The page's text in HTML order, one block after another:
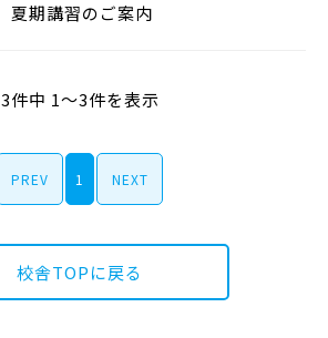
夏期講習のご案内
3件中 1～3件を表示
PREV 1 NEXT
校舎TOPに戻る